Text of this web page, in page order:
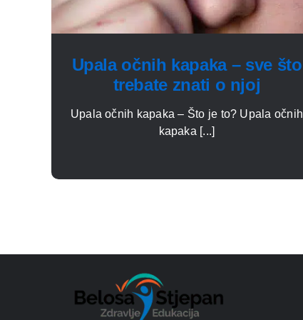
Upala očnih kapaka – sve što
trebate znati o njoj
Upala očnih kapaka – Što je to? Upala očnih
kapaka [...]